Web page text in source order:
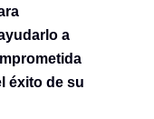
a
éxito de su